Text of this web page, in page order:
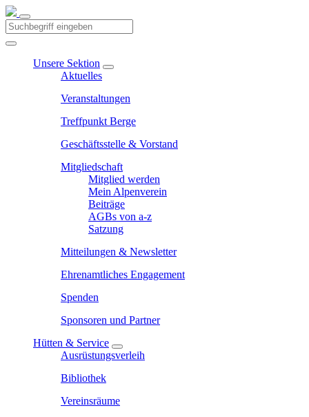
Unsere Sektion
Aktuelles
Veranstaltungen
Treffpunkt Berge
Geschäftsstelle & Vorstand
Mitgliedschaft
Mitglied werden
Mein Alpenverein
Beiträge
AGBs von a-z
Satzung
Mitteilungen & Newsletter
Ehrenamtliches Engagement
Spenden
Sponsoren und Partner
Hütten & Service
Ausrüstungsverleih
Bibliothek
Vereinsräume